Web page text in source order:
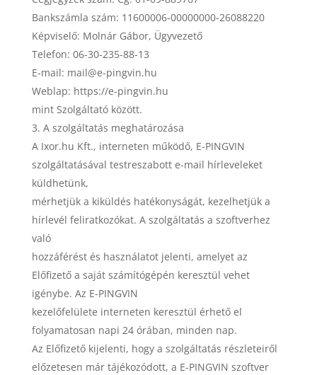
Bankszámla szám: 11600006-00000000-26088220
Képviselő: Molnár Gábor, Ügyvezető
Telefon: 06-30-235-88-13
E-mail: mail@e-pingvin.hu
Weblap: https://e-pingvin.hu
mint Szolgáltató között.
A szolgáltatás meghatározása
A Ixor.hu Kft., interneten működő, E-PINGVIN
szolgáltatásával testreszabott e-mail hírleveleket
küldhetünk,
mérhetjük a kiküldés hatékonyságát, kezelhetjük a
hírlevél feliratkozókat. A szolgáltatás a szoftverhez
való
hozzáférést és használatot jelenti, amelyet az
Előfizető a saját számítógépén keresztül vehet
igénybe. Az E-PINGVIN
kezelőfelülete interneten keresztül érhető el
folyamatosan napi 24 órában, minden nap.
Az Előfizető kijelenti, hogy a szolgáltatás részleteiről
előzetesen már tájékozódott, a E-PINGVIN szoftver